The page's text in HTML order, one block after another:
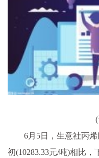
6月5日，生意社丙烯
初(10283.33元/吨)相比，